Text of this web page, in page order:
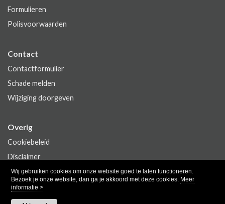
Wij gebruiken cookies om onze website goed te laten functioneren.
Bezoek je onze website, dan ga je akkoord met deze cookies. Meer
informatie >
Formulieren
Polisvoorwaarden
Contact
Contactformulier
Schade melden
Wijziging doorgeven
Overig
Cookiebeleid
Disclaimer
Privacy